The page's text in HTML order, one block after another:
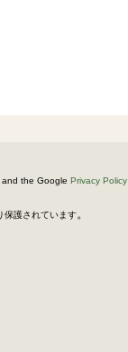
and the Google Privacy Policy
保護されています。